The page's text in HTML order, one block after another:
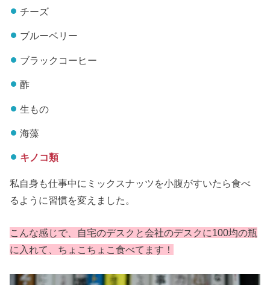
チーズ
ブルーベリー
ブラックコーヒー
酢
生もの
海藻
キノコ類
私自身も仕事中にミックスナッツを小腹がすいたら食べ
るように習慣を変えました。
こんな感じで、自宅のデスクと会社のデスクに100均の瓶
に入れて、ちょこちょこ食べてます！